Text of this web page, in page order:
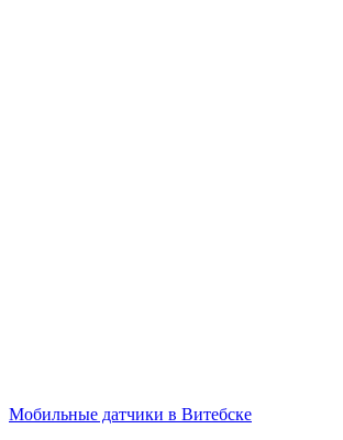
Мобильные датчики в Витебске